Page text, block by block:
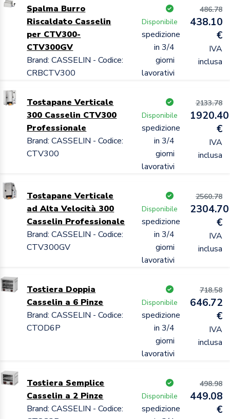
Spalma Burro
Riscaldato Casselin
per CTV300-
CTV300GV
Brand: CASSELIN - Codice:
CRBCTV300
Disponibile
spedizione
in 3/4
giorni
lavorativi
486.78
438.10
€
IVA
inclusa
Tostapane Verticale
300 Casselin CTV300
Professionale
Brand: CASSELIN - Codice:
CTV300
Disponibile
spedizione
in 3/4
giorni
lavorativi
2133.78
1920.40
€
IVA
inclusa
Tostapane Verticale
ad Alta Velocità 300
Casselin Professionale
Brand: CASSELIN - Codice:
CTV300GV
Disponibile
spedizione
in 3/4
giorni
lavorativi
2560.78
2304.70
€
IVA
inclusa
Tostiera Doppia
Casselin a 6 Pinze
Brand: CASSELIN - Codice:
CTOD6P
Disponibile
spedizione
in 3/4
giorni
lavorativi
718.58
646.72
€
IVA
inclusa
Tostiera Semplice
Casselin a 2 Pinze
Brand: CASSELIN - Codice:
Disponibile
spedizione
498.98
449.08
€